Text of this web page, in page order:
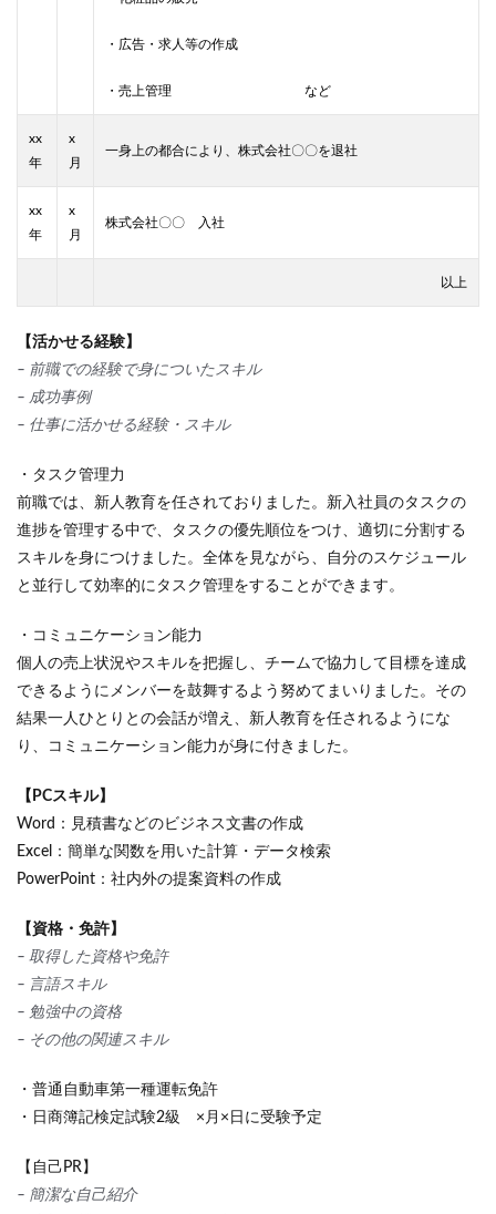
・広告・求人等の作成
・売上管理 など
xx
年
x
月
一身上の都合により、株式会社〇〇を退社
xx
年
x
月
株式会社〇〇 入社
以上
【活かせる経験】
– 前職での経験で身についたスキル
– 成功事例
– 仕事に活かせる経験・スキル
・タスク管理力
前職では、新人教育を任されておりました。新入社員のタスクの
進捗を管理する中で、タスクの優先順位をつけ、適切に分割する
スキルを身につけました。全体を見ながら、自分のスケジュール
と並行して効率的にタスク管理をすることができます。
・コミュニケーション能力
個人の売上状況やスキルを把握し、チームで協力して目標を達成
できるようにメンバーを鼓舞するよう努めてまいりました。その
結果一人ひとりとの会話が増え、新人教育を任されるようにな
り、コミュニケーション能力が身に付きました。
【PCスキル】
Word：見積書などのビジネス文書の作成
Excel：簡単な関数を用いた計算・データ検索
PowerPoint：社内外の提案資料の作成
【資格・免許】
– 取得した資格や免許
– 言語スキル
– 勉強中の資格
– その他の関連スキル
・普通自動車第一種運転免許
・日商簿記検定試験2級 ×月×日に受験予定
【自己PR】
– 簡潔な自己紹介